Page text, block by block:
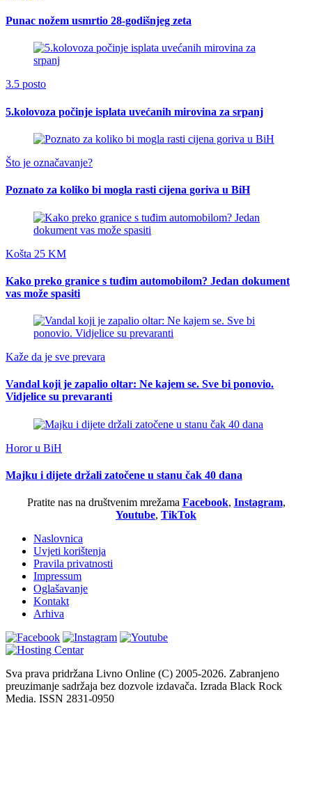
Punac nožem usmrtio 28-godišnjeg zeta
3.5 posto
5.kolovoza počinje isplata uvećanih mirovina za srpanj
Što je označavanje?
Poznato za koliko bi mogla rasti cijena goriva u BiH
Košta 25 KM
Kako preko granice s tuđim automobilom? Jedan dokument
vas može spasiti
Kaže da je sve prevara
Vandal koji je zapalio oltar: Ne kajem se. Sve bi ponovio.
Vidjelice su prevaranti
Horor u BiH
Majku i dijete držali zatočene u stanu čak 40 dana
Pratite nas na društvenim mrežama Facebook, Instagram,
Youtube, TikTok
Naslovnica
Uvjeti korištenja
Pravila privatnosti
Impressum
Oglašavanje
Kontakt
Arhiva
Sva prava pridržana Livno Online (C) 2005-2026. Zabranjeno
preuzimanje sadržaja bez dozvole izdavača. Izrada Black Rock
Media. ISSN 2831-0950